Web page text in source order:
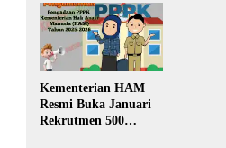
Distribusi Air Bersih
Lancar ke Rumah
Warga
Kementerian HAM
Resmi Buka Januari
Rekrutmen 500